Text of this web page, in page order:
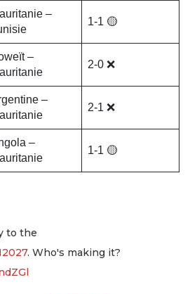
–
1-1 🟡
–
2-0 ❌
–
2-1 ❌
–
1-1 🟡
to the
. Who's making it?